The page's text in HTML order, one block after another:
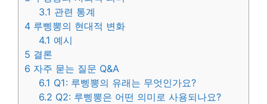
3.1 관련 통계
4 루삥뽕의 현대적 변화
4.1 예시
5 결론
6 자주 묻는 질문 Q&A
6.1 Q1: 루삥뽕의 유래는 무엇인가요?
6.2 Q2: 루삥뽕은 어떤 의미로 사용되나요?